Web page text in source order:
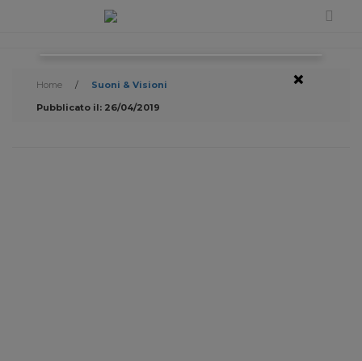
Home /
Suoni & Visioni
Pubblicato il: 26/04/2019
×